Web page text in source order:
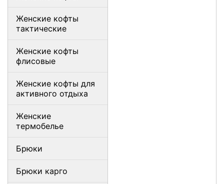
Женские кофты
тактические
Женские кофты
флисовые
Женские кофты для
активного отдыха
Женские
термобелье
Брюки
Брюки карго